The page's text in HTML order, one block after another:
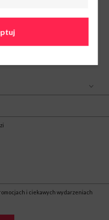
i ciekawych wydarzeniach